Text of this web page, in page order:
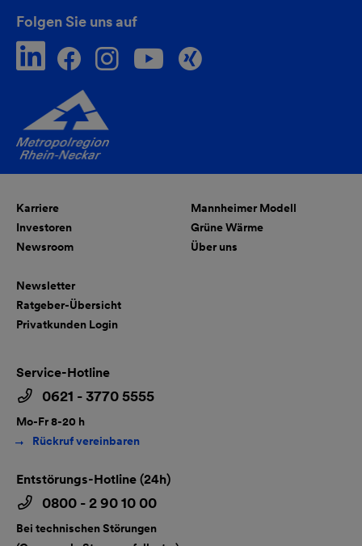
Folgen Sie uns auf
Karriere
Investoren
Newsroom
Mannheimer Modell
Grüne Wärme
Über uns
Newsletter
Ratgeber-Übersicht
Privatkunden Login
Service-Hotline
0621 - 3770 5555
Mo-Fr 8-20 h
Rückruf vereinbaren
Entstörungs-Hotline (24h)
0800 - 2 90 10 00
Bei technischen Störungen